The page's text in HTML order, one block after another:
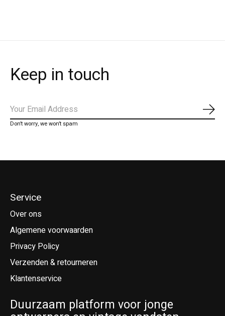
Keep in touch
Don’t worry, we won’t spam
Service
Over ons
Algemene voorwaarden
Privacy Policy
Verzenden & retourneren
Klantenservice
Duurzaam platform voor jonge